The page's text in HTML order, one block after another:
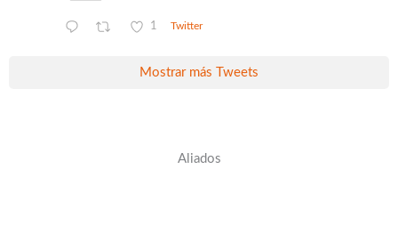
1 Twitter
Mostrar más Tweets
Aliados